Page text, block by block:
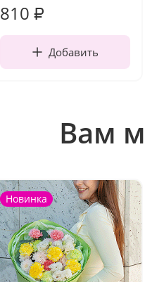
810 ₽
Добавить
Вам
Новинка